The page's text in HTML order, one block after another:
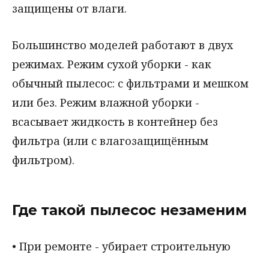
защищены от влаги.
Большинство моделей работают в двух
режимах. Режим сухой уборки - как
обычный пылесос: с фильтрами и мешком
или без. Режим влажной уборки -
всасывает жидкость в контейнер без
фильтра (или с влагозащищённым
фильтром).
Где такой пылесос незаменим
• При ремонте - убирает строительную